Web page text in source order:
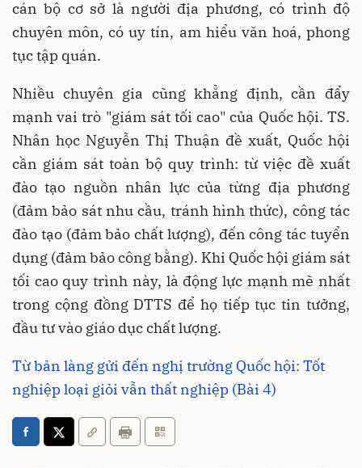
cán bộ cơ sở là người địa phương, có trình độ
chuyên môn, có uy tín, am hiểu văn hoá, phong
tục tập quán.
Nhiều chuyên gia cũng khẳng định, cần đẩy
mạnh vai trò "giám sát tối cao" của Quốc hội. TS.
Nhân học Nguyễn Thị Thuận đề xuất, Quốc hội
cần giám sát toàn bộ quy trình: từ việc đề xuất
đào tạo nguồn nhân lực của từng địa phương
(đảm bảo sát nhu cầu, tránh hình thức), công tác
đào tạo (đảm bảo chất lượng), đến công tác tuyển
dụng (đảm bảo công bằng). Khi Quốc hội giám sát
tối cao quy trình này, là động lực mạnh mẽ nhất
trong cộng đồng DTTS để họ tiếp tục tin tưởng,
đầu tư vào giáo dục chất lượng.
Từ bản làng gửi đến nghị trường Quốc hội: Tốt
nghiệp loại giỏi vẫn thất nghiệp (Bài 4)